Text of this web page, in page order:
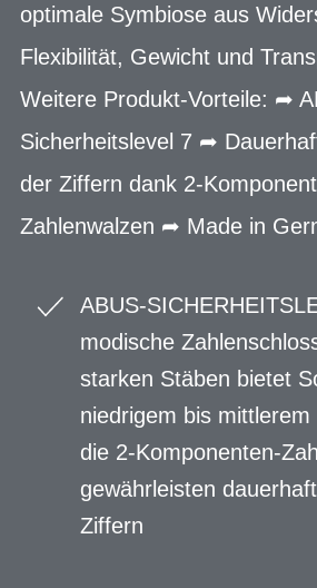
optimale Symbiose aus
Flexibilität, Gewicht und
Weitere Produkt-Vorteile: ➦
Sicherheitslevel 7 ➦
der Ziffern dank 2-
Zahlenwalzen ➦ Made in
ABUS-
modische
starken Stäben bietet
niedrigem bis mittlerem
die 2-Komponenten-
gewährleisten
Ziffern